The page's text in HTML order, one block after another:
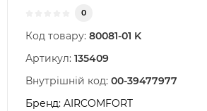
0
Код товару: 80081-01 K
Артикул: 135409
Внутрішній код: 00-39477977
Бренд: AIRCOMFORT